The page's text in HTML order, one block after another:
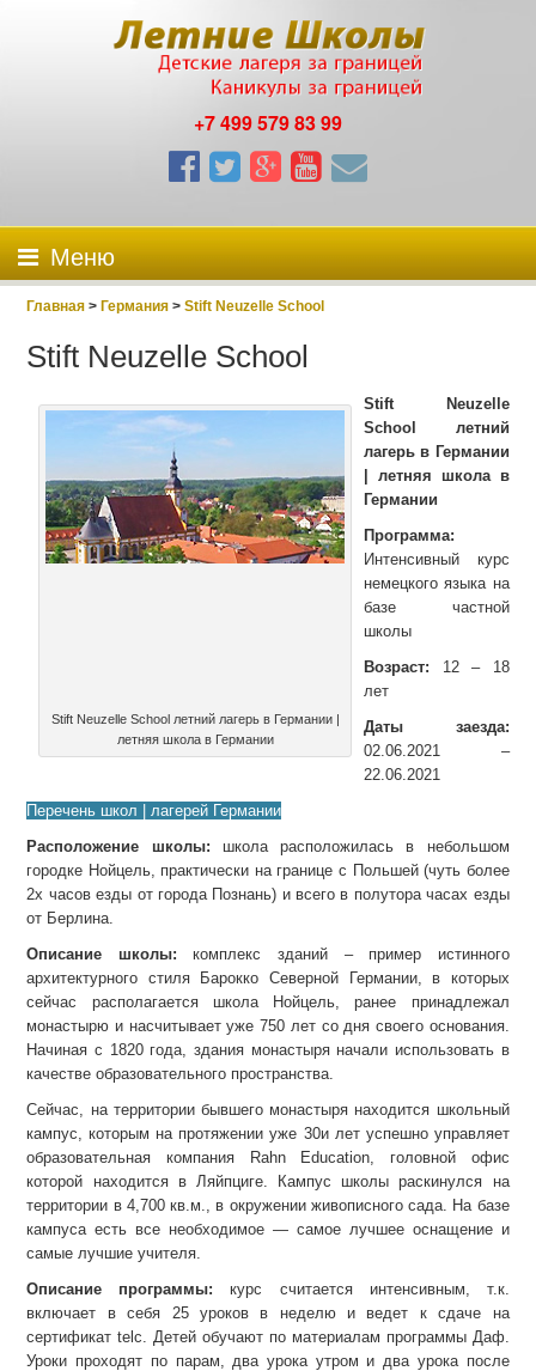
+7 499 579 83 99
Меню
Главная > Германия >Stift Neuzelle School
Stift Neuzelle School
Stift Neuzelle School летний лагерь в Германии |
летняя школа в Германии
Stift Neuzelle
School летний
лагерь в Германии
| летняя школа в
Германии
Программа:
Интенсивный курс
немецкого языка на
базе частной
школы
Возраст: 12 – 18
лет
Даты заезда:
02.06.2021 –
22.06.2021
Перечень школ | лагерей Германии
Расположение школы: школа расположилась в небольшом
городке Нойцель, практически на границе с Польшей (чуть более
2х часов езды от города Познань) и всего в полутора часах езды
от Берлина.
Описание школы: комплекс зданий – пример истинного
архитектурного стиля Барокко Северной Германии, в которых
сейчас располагается школа Нойцель, ранее принадлежал
монастырю и насчитывает уже 750 лет со дня своего основания.
Начиная с 1820 года, здания монастыря начали использовать в
качестве образовательного пространства.
Сейчас, на территории бывшего монастыря находится школьный
кампус, которым на протяжении уже 30и лет успешно управляет
образовательная компания Rahn Education, головной офис
которой находится в Ляйпциге. Кампус школы раскинулся на
территории в 4,700 кв.м., в окружении живописного сада. На базе
кампуса есть все необходимое — самое лучшее оснащение и
самые лучшие учителя.
Описание программы: курс считается интенсивным, т.к.
включает в себя 25 уроков в неделю и ведет к сдаче на
сертификат telc. Детей обучают по материалам программы Даф.
Уроки проходят по парам, два урока утром и два урока после